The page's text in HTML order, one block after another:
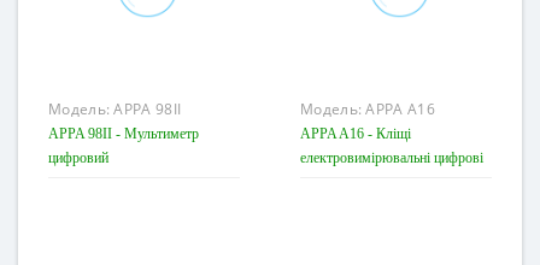
Модель:APPA 98II
APPA 98II - Мультиметр
цифровий
Модель:APPA A16
APPA A16 - Кліщі
електровимірювальні цифрові